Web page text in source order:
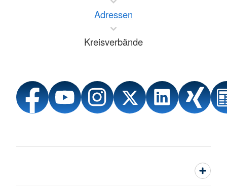
Adressen
Kreisverbände